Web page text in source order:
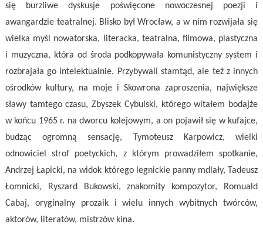
się burzliwe dyskusje poświęcone nowoczesnej poezji i
awangardzie teatralnej. Blisko był Wrocław, a w nim rozwijała się
wielka myśl nowatorska, literacka, teatralna, filmowa, plastyczna
i muzyczna, która od środa podkopywała komunistyczny system i
rozbrajała go intelektualnie. Przybywali stamtąd, ale też z innych
ośrodków kultury, na moje i Skowrona zaproszenia, największe
sławy tamtego czasu, Zbyszek Cybulski, którego witałem bodajże
w końcu 1965 r. na dworcu kolejowym, a on pojawił się w kufajce,
budząc ogromną sensację, Tymoteusz Karpowicz, wielki
odnowiciel strof poetyckich, z którym prowadziłem spotkanie,
Andrzej Łapicki, na widok którego legnickie panny mdlały, Tadeusz
Łomnicki, Ryszard Bukowski, znakomity kompozytor, Romuald
Cabaj, oryginalny prozaik i wielu innych wybitnych twórców,
aktorów, literatów, mistrzów kina.